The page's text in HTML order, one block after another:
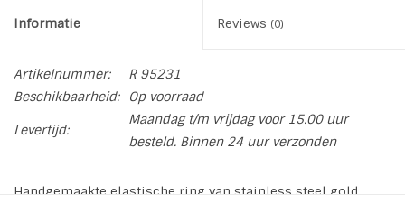
Informatie Reviews (0)
Artikelnummer:
R 95231
Beschikbaarheid:
Op voorraad
Levertijd:
Maandag t/m vrijdag voor 15.00 uur
besteld. Binnen 24 uur verzonden
Handgemaakte elastische ring van stainless steel gold